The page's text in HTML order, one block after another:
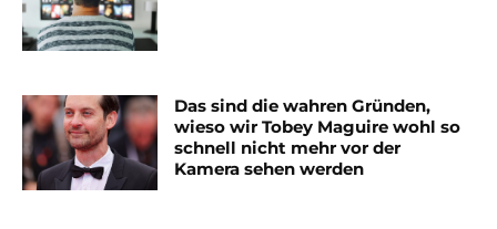
Das sind die wahren Gründen,
wieso wir Tobey Maguire wohl so
schnell nicht mehr vor der
Kamera sehen werden